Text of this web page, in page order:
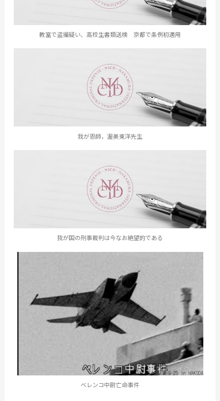
教室で盗撮疑い、高校生書類送検 京都で条例初適用
我が恩師，渥美東洋先生
我が国の刑事裁判は今なお絶望的である
ベレンコ中尉亡命事件